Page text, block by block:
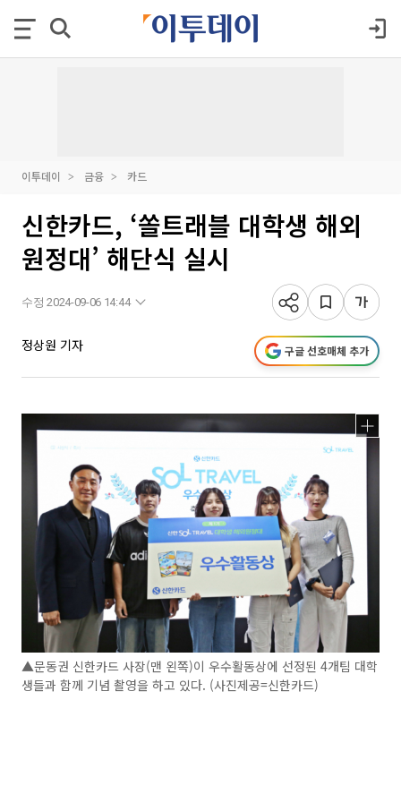
이투데이 금융 카드
신한카드, ‘쏠트래블 대학생 해외
원정대’ 해단식 실시
수정 2024-09-06 14:44
정상원 기자 구글 선호매체 추가
▲문동권 신한카드 사장(맨 왼쪽)이 우수활동상에 선정된 4개팀 대학
생들과 함께 기념 촬영을 하고 있다. (사진제공=신한카드)